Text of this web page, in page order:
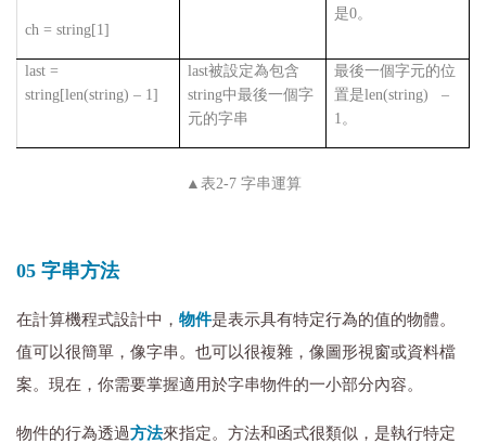
ch = string[1]
是0。
last =
string[len(string) – 1]
last被設定為包含
string中最後一個字
元的字串
最後一個字元的位
置是len(string) –
1。
▲ 表2-7 字串運算
05 字串方法
在計算機程式設計中， 物件是表示具有特定行為的值的物體。
值可以很簡單，像字串。也可以很複雜，像圖形視窗或資料檔
案。現在，你需要掌握適用於字串物件的一小部分內容。
物件的行為透過方法來指定。方法和函式很類似，是執行特定